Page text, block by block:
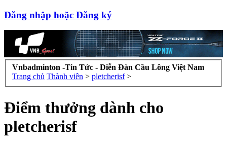
Đăng nhập hoặc Đăng ký
Vnbadminton -Tin Tức - Diễn Đàn Cầu Lông Việt Nam
Trang chủ Thành viên > pletcherisf >
Điểm thưởng dành cho
pletcherisf